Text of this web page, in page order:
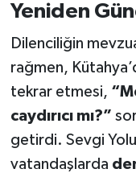
Yeniden
Dilenciliğin
rağmen,
tekrar etmesi,
caydırıcı mı?”
getirdi. Sevgi
vatandaşlarda